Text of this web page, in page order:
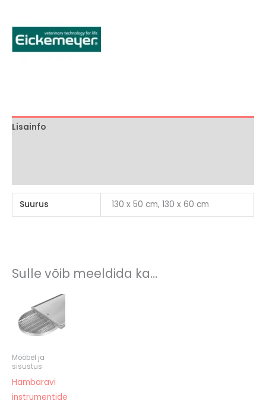
Lisainfo
Suurus 130 x 50 cm, 130 x 60 cm
Sulle võib meeldida ka…
Mööbel ja
sisustus
Hambaravi
instrumentide